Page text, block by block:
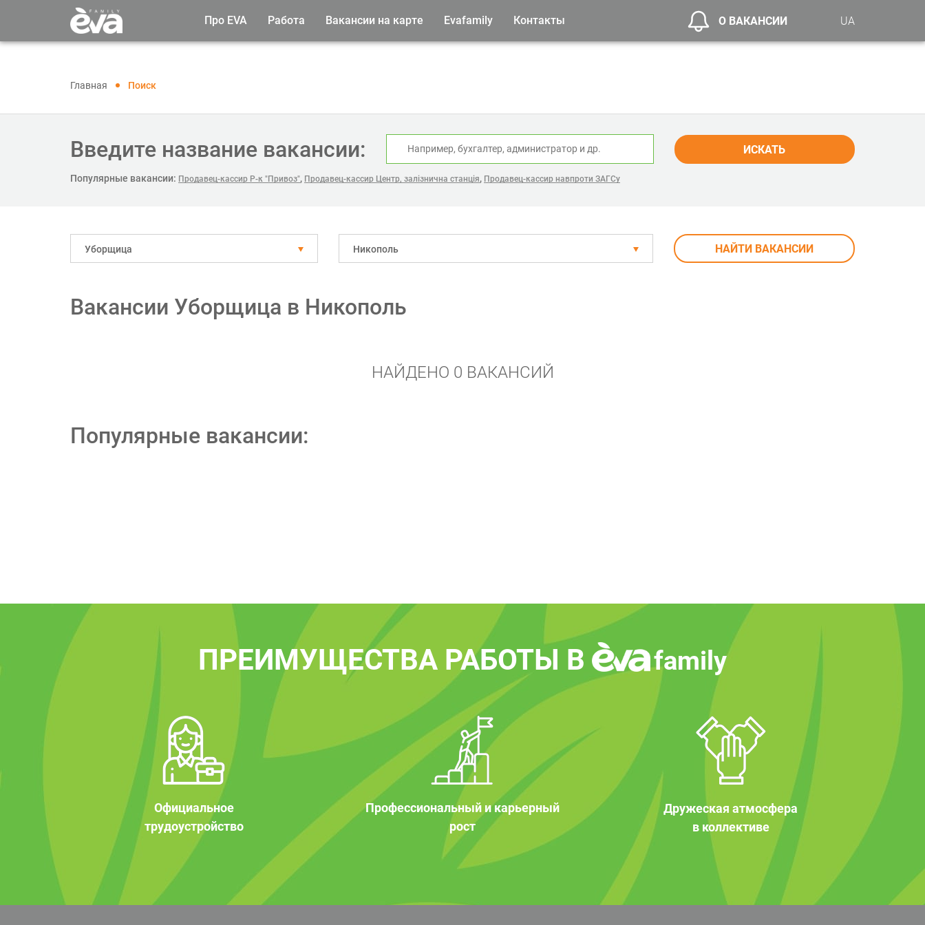
Про EVA Работа Вакансии на карте Evafamily Контакты О ВАКАНСИИ UA
Главная Поиск
Введите название вакансии: ИСКАТЬ
Популярные вакансии: Продавец-кассир Р-к "Привоз", Продавец-кассир Центр, залізнична станція, Продавец-кассир навпроти ЗАГСу
Уборщица Никополь НАЙТИ ВАКАНСИИ
Вакансии Уборщица в Никополь
НАЙДЕНО 0 ВАКАНСИЙ
Популярные вакансии:
ПРЕИМУЩЕСТВА РАБОТЫ В family
Официальное
трудоустройство
Профессиональный и карьерный
рост
Дружеская атмосфера
в коллективе